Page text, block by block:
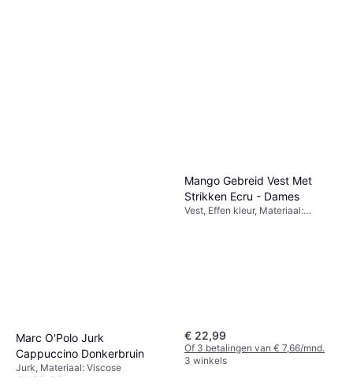
Marc O'Polo Jurk
Cappuccino Donkerbruin
Jurk, Materiaal: Viscose
€ 129,99
Mango Gebreid Vest Met
Strikken Ecru - Dames
Vest, Effen kleur, Materiaal:
€ 22,99
Of 3 betalingen van € 7,66/mnd.
3 winkels